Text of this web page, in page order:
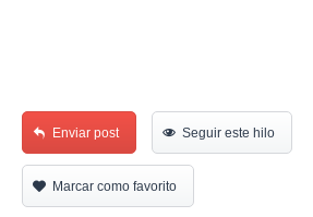
Enviar post Seguir este hilo
Marcar como favorito